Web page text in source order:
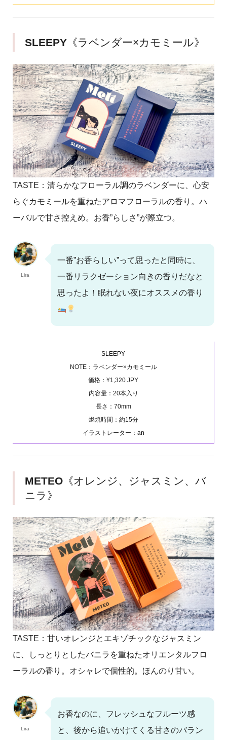
SLEEPY《ラベンダー×カモミール》
TASTE：清らかなフローラル調のラベンダーに、心安
らぐカモミールを重ねたアロマフローラルの香り。ハ
ーバルで甘さ控えめ。お香”らしさ”が際立つ。
Lira
一番”お香らしい”って思ったと同時に、
一番リラクゼーション向きの香りだなと
思ったよ！眠れない夜にオススメの香り
SLEEPY
NOTE：ラベンダー×カモミール
価格：¥1,320 JPY
内容量：20本入り
長さ：70mm
燃焼時間：約15分
イラストレーター： an
METEO《オレンジ、ジャスミン、バ
ニラ》
TASTE：甘いオレンジとエキゾチックなジャスミン
に、しっとりとしたバニラを重ねたオリエンタルフロ
ーラルの香り。オシャレで個性的。ほんのり甘い。
Lira
お香なのに、フレッシュなフルーツ感
と、後から追いかけてくる甘さのバラン